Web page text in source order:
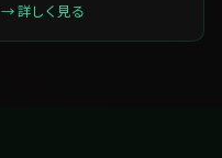
→ 詳しく見る